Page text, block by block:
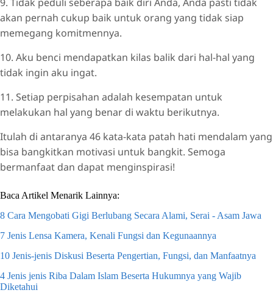
9. Tidak peduli seberapa baik diri Anda, Anda pasti tidak
akan pernah cukup baik untuk orang yang tidak siap
memegang komitmennya.
10. Aku benci mendapatkan kilas balik dari hal-hal yang
tidak ingin aku ingat.
11. Setiap perpisahan adalah kesempatan untuk
melakukan hal yang benar di waktu berikutnya.
Itulah di antaranya 46 kata-kata patah hati mendalam yang
bisa bangkitkan motivasi untuk bangkit. Semoga
bermanfaat dan dapat menginspirasi!
Baca Artikel Menarik Lainnya:
8 Cara Mengobati Gigi Berlubang Secara Alami, Serai - Asam Jawa
7 Jenis Lensa Kamera, Kenali Fungsi dan Kegunaannya
10 Jenis-jenis Diskusi Beserta Pengertian, Fungsi, dan Manfaatnya
4 Jenis jenis Riba Dalam Islam Beserta Hukumnya yang Wajib
Diketahui